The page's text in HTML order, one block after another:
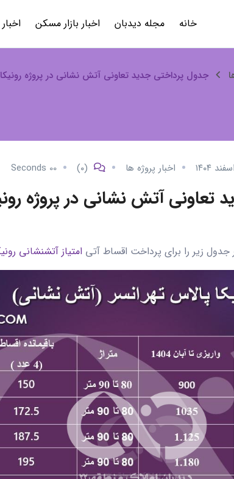
خانه مجله دیدبان اخبار بازار مسکن
جدول پرداختی جدید تعاونی آتش نشانی در پروژه
اخبار پروژه ها (۰) 00 Seconds
تعاونی آتش نشانی در پروژه
جدول زیر را برای پرداخت اقساط آتی امتیاز آتشنشانی